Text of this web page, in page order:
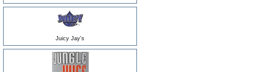
Juicy Jay's